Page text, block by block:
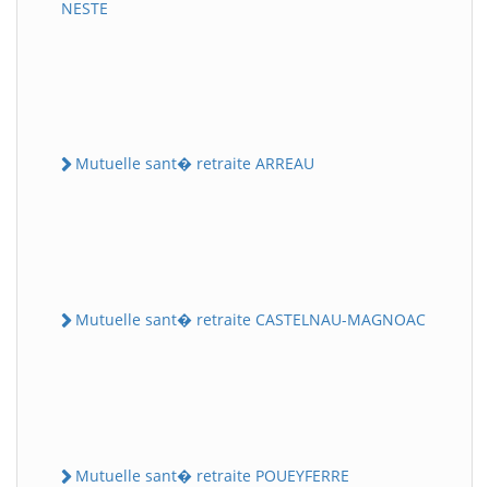
NESTE
Mutuelle sant� retraite ARREAU
Mutuelle sant� retraite CASTELNAU-MAGNOAC
Mutuelle sant� retraite POUEYFERRE